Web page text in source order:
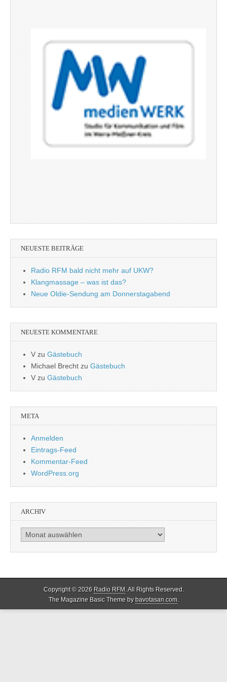
NEUESTE BEITRÄGE
Radio RFM bald nicht mehr auf UKW?
Klangmassage – was ist das?
Neue Oldie-Sendung am Donnerstagabend
NEUESTE KOMMENTARE
V zu Gästebuch
Michael Brecht zu Gästebuch
Vzu Gästebuch
META
Anmelden
Eintrags-Feed
Kommentar-Feed
WordPress.org
ARCHIV
Archiv
Copyright © 2026 Radio RFM. All Rights Reserved.
The Magazine Basic Theme bybavotasan.com.